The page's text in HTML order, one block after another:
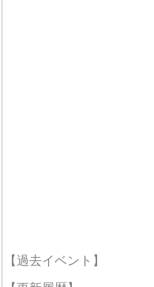
【過去イベント】